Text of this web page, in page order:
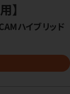
】
ハイブリッド